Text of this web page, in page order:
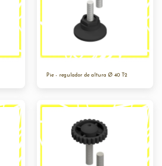
Pie - regulador de altura Ø 40 T2